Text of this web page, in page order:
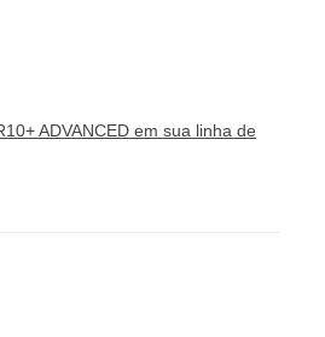
ADVANCED em sua linha de